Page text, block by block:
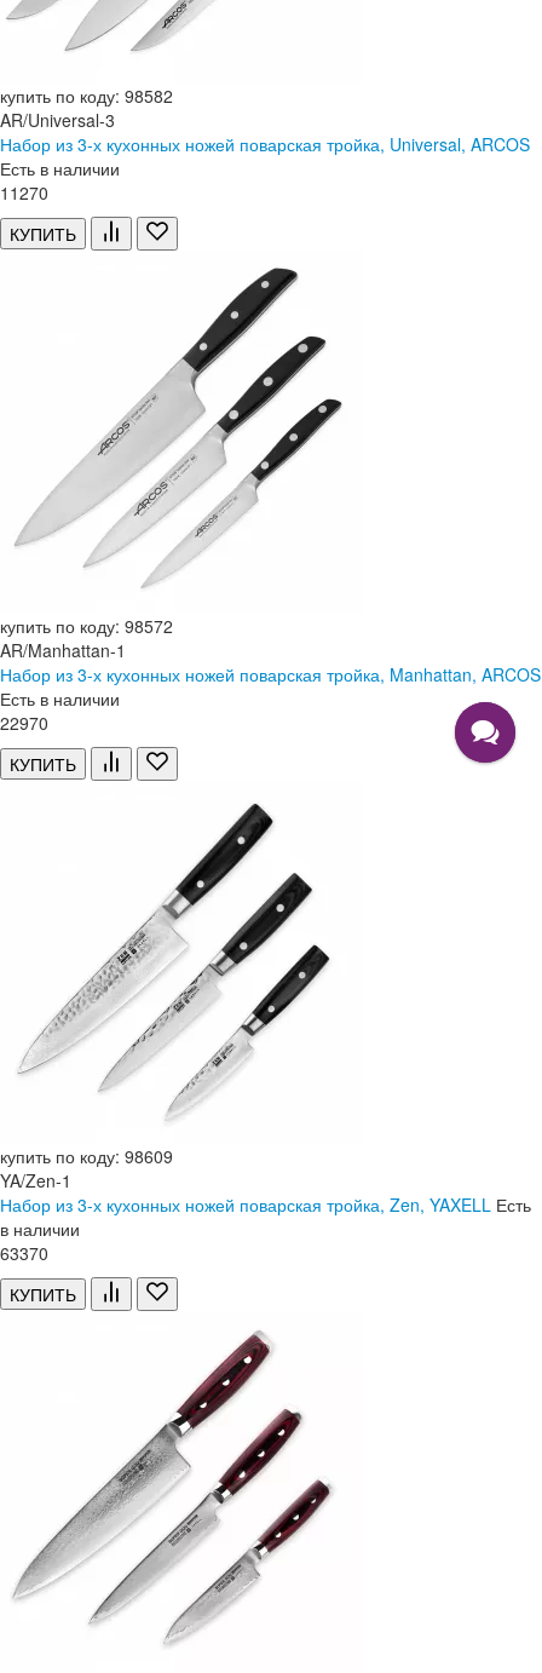
купить по коду: 98582
AR/Universal-3
Набор из 3-х кухонных ножей поварская тройка, Universal, ARCOS
Есть в наличии
11270
КУПИТЬ
купить по коду: 98572
AR/Manhattan-1
Набор из 3-х кухонных ножей поварская тройка, Manhattan, ARCOS
Есть в наличии
22970
КУПИТЬ
купить по коду: 98609
YA/Zen-1
Набор из 3-х кухонных ножей поварская тройка, Zen, YAXELL Есть
в наличии
63370
КУПИТЬ